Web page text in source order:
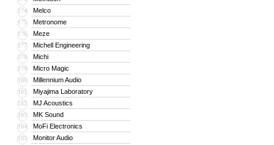
174 Melco
175 Metronome
176 Meze
177 Michell Engineering
178 Michi
179 Micro Magic
180 Millennium Audio
181 Miyajima Laboratory
182 MJ Acoustics
183 MK Sound
184 MoFi Electronics
185 Monitor Audio